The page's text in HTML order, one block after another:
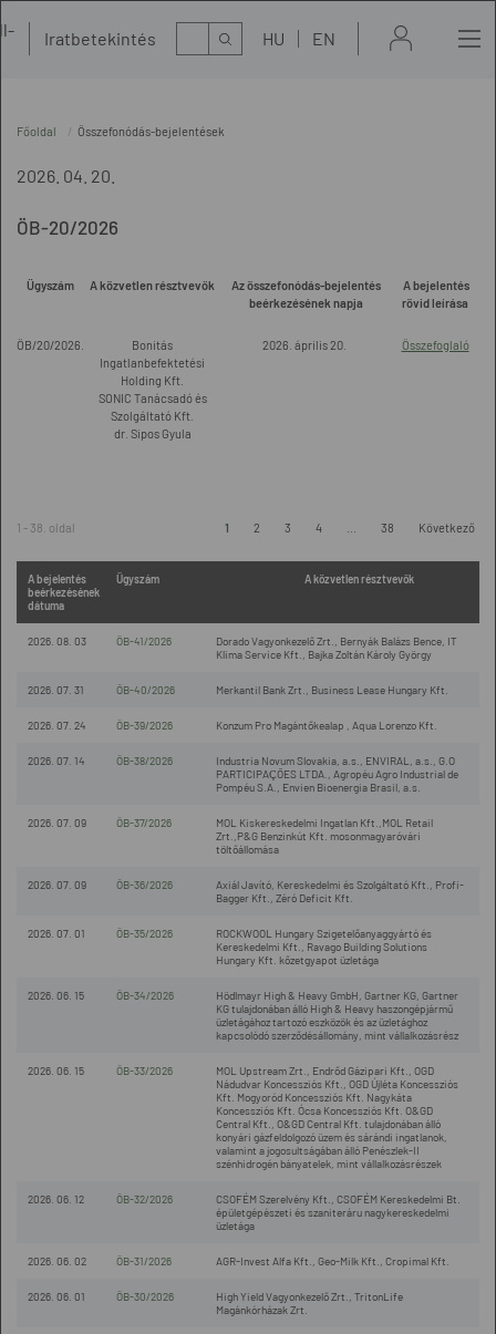
Iratbetekintés Kereső HU EN
Főoldal Összefonódás-bejelentések
2026. 04. 20.
ÖB-20/2026
Ügyszám A közvetlen résztvevők
Az összefonódás-bejelentés
beérkezésének napja
A bejelentés
rövid leírása
ÖB/20/2026.
Bonitás
Ingatlanbefektetési
Holding Kft.
SONIC Tanácsadó és
Szolgáltató Kft.
dr. Sipos Gyula
2026. április 20. Összefoglaló
1 - 38. oldal 1 2 3 4 38 Következő
A bejelentés
beérkezésének
dátuma
Ügyszám A közvetlen résztvevők
2026. 08. 03 ÖB-41/2026
Dorado Vagyonkezelő Zrt., Bernyák Balázs Bence, IT
Klima Service Kft., Bajka Zoltán Károly György
2026. 07. 31 ÖB-40/2026 Merkantil Bank Zrt., Business Lease Hungary Kft.
2026. 07. 24 ÖB-39/2026 Konzum Pro Magántőkealap , Aqua Lorenzo Kft.
2026. 07. 14 ÖB-38/2026
Industria Novum Slovakia, a.s., ENVIRAL, a.s., G.O
PARTICIPAÇÕES LTDA., Agropéu Agro Industrial de
Pompéu S.A., Envien Bioenergia Brasil, a.s.
2026. 07. 09 ÖB-37/2026
MOL Kiskereskedelmi Ingatlan Kft.,MOL Retail
Zrt.,P&G Benzinkút Kft. mosonmagyaróvári
töltőállomása
2026. 07. 09 ÖB-36/2026
Axiál Javító, Kereskedelmi és Szolgáltató Kft., Profi-
Bagger Kft., Zéró Deficit Kft.
2026. 07. 01 ÖB-35/2026
ROCKWOOL Hungary Szigetelőanyaggyártó és
Kereskedelmi Kft., Ravago Building Solutions
Hungary Kft. kőzetgyapot üzletága
2026. 06. 15 ÖB-34/2026
Hödlmayr High & Heavy GmbH, Gartner KG, Gartner
KG tulajdonában álló High & Heavy haszongépjármű
üzletágához tartozó eszközök és az üzletághoz
kapcsolódó szerződésállomány, mint vállalkozásrész
2026. 06. 15 ÖB-33/2026
MOL Upstream Zrt., Endrőd Gázipari Kft., OGD
Nádudvar Koncessziós Kft., OGD Újléta Koncessziós
Kft. Mogyoród Koncessziós Kft. Nagykáta
Koncessziós Kft. Ócsa Koncessziós Kft. O&GD
Central Kft., O&GD Central Kft. tulajdonában álló
konyári gázfeldolgozó üzem és sárándi ingatlanok,
valamint a jogosultságában álló Penészlek-II
szénhidrogén bányatelek, mint vállalkozásrészek
2026. 06. 12 ÖB-32/2026
CSOFÉM Szerelvény Kft., CSOFÉM Kereskedelmi Bt.
épületgépészeti és szaniteráru nagykereskedelmi
üzletága
2026. 06. 02 ÖB-31/2026 AGR-Invest Alfa Kft., Geo-Milk Kft., Cropimal Kft.
2026. 06. 01 ÖB-30/2026
High Yield Vagyonkezelő Zrt., TritonLife
Magánkórházak Zrt.